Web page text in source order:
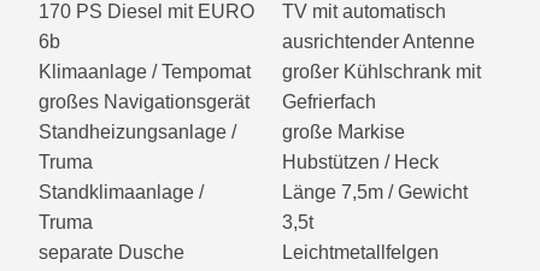
170 PS Diesel mit EURO
6b
Klimaanlage / Tempomat
großes Navigationsgerät
Standheizungsanlage /
Truma
Standklimaanlage /
Truma
separate Dusche
TV mit automatisch
ausrichtender Antenne
großer Kühlschrank mit
Gefrierfach
große Markise
Hubstützen / Heck
Länge 7,5m / Gewicht
3,5t
Leichtmetallfelgen